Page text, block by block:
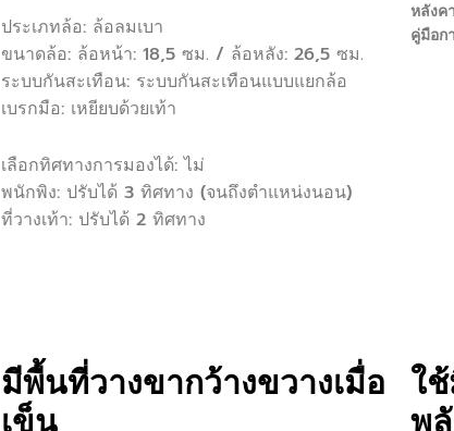
ประเภทล้อ: ล้อลมเบา
ขนาดล้อ: ล้อหน้า: 18,5 ซม. / ล้อหลัง: 26,5 ซม.
ระบบกันสะเทือน: ระบบกันสะเทือนแบบแยกล้อ
เบรกมือ: เหยียบด้วยเท้า
เลือกทิศทางการมองได้: ไม่
พนักพิง: ปรับได้ 3 ทิศทาง (จนถึงตำแหน่งนอน)
ที่วางเท้า: ปรับได้ 2 ทิศทาง
หลังค
คู่มือก
มีพื้นที่วางขากว้างขวางเมื่อ
เข็น​
ใ
พ